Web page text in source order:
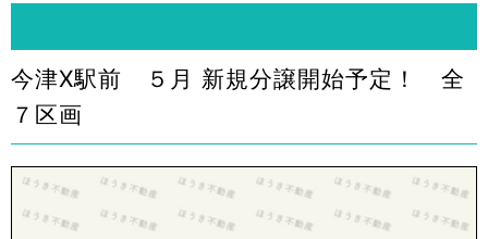
今津X駅前 ５月 新規分譲開始予定！ 全
７区画